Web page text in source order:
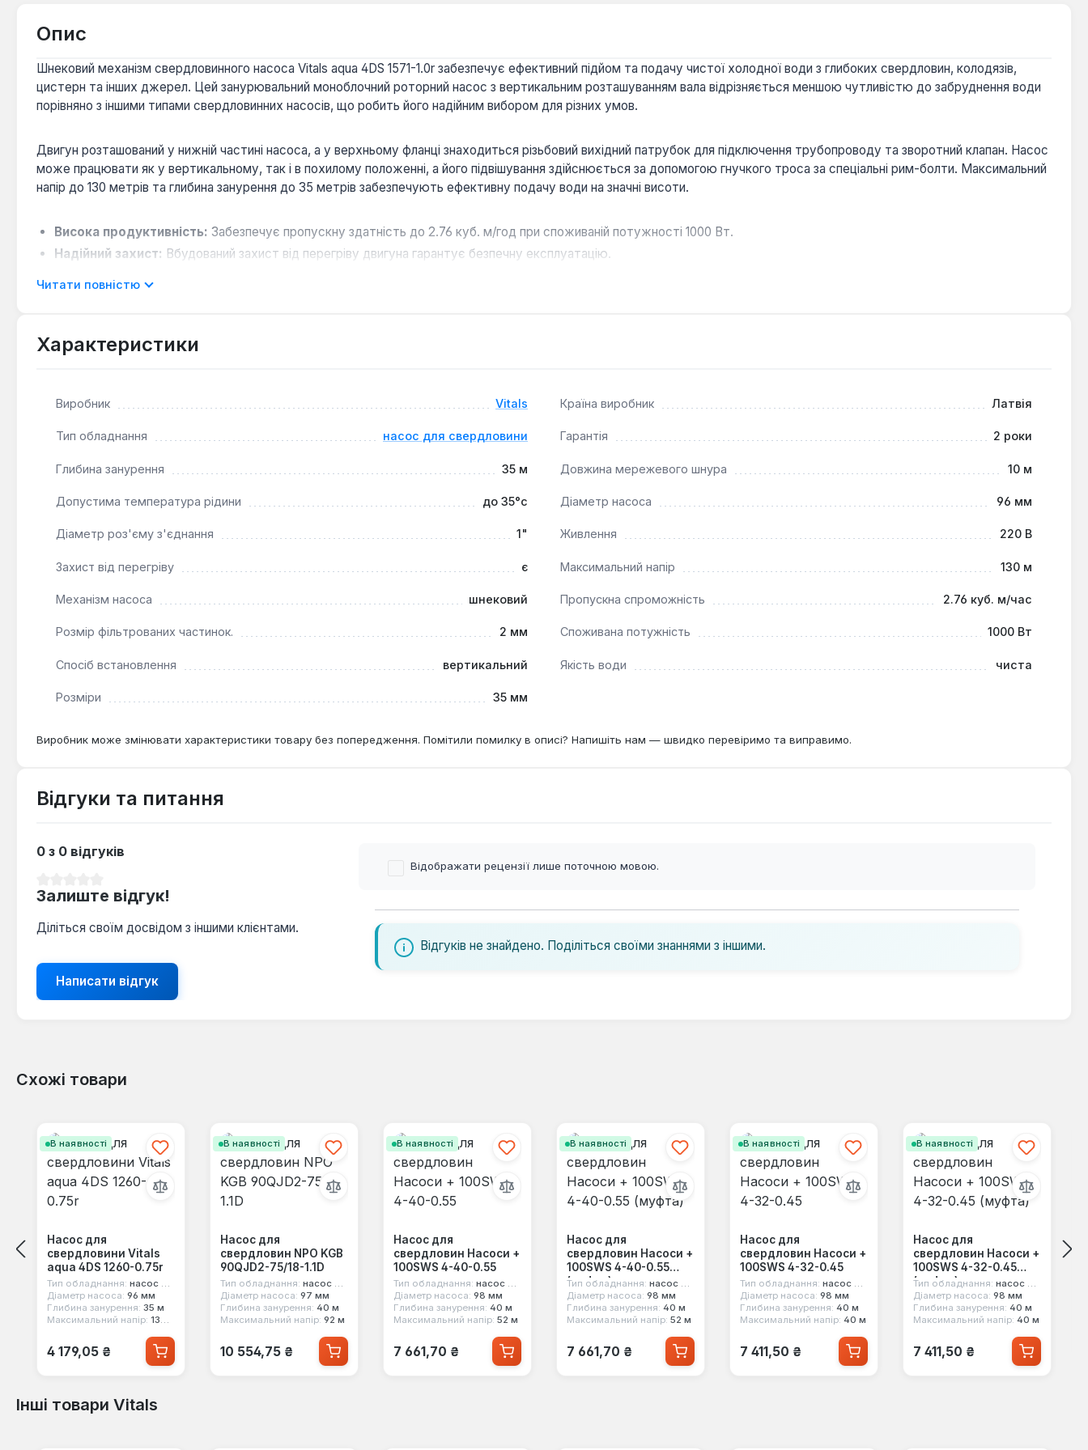
Опис
Шнековий механізм свердловинного насоса Vitals aqua 4DS 1571-1.0r забезпечує ефективний підйом та подачу чистої холодної води з глибоких свердловин, колодязів,
цистерн та інших джерел. Цей занурювальний моноблочний роторний насос з вертикальним розташуванням вала відрізняється меншою чутливістю до забруднення води
порівняно з іншими типами свердловинних насосів, що робить його надійним вибором для різних умов.
Двигун розташований у нижній частині насоса, а у верхньому фланці знаходиться різьбовий вихідний патрубок для підключення трубопроводу та зворотний клапан. Насос
може працювати як у вертикальному, так і в похилому положенні, а його підвішування здійснюється за допомогою гнучкого троса за спеціальні рим-болти. Максимальний
напір до 130 метрів та глибина занурення до 35 метрів забезпечують ефективну подачу води на значні висоти.
Висока продуктивність: Забезпечує пропускну здатність до 2.76 куб. м/год при споживаній потужності 1000 Вт.
Надійний захист: Вбудований захист від перегріву двигуна гарантує безпечну експлуатацію.
для водовідведення чистої води. Він підходить для експлуатації в умовах, де потрібна стабільна подача води з глибоких джерел, навіть за наявності невеликих домішок.
Читати повністю
Характеристики
Виробник Vitals Країна виробник Латвія
Тип обладнання насос для свердловини Гарантія 2 роки
Глибина занурення 35 м Довжина мережевого шнура 10 м
Допустима температура рідини до 35°c Діаметр насоса 96 мм
Діаметр роз'єму з'єднання 1" Живлення 220 В
Захист від перегріву є Максимальний напір 130 м
Механізм насоса шнековий Пропускна спроможність 2.76 куб. м/час
Розмір фільтрованих частинок. 2 мм Споживана потужність 1000 Вт
Спосіб встановлення вертикальний Якість води чиста
Розміри 35 мм
Виробник може змінювати характеристики товару без попередження. Помітили помилку в описі? Напишіть нам — швидко перевіримо та виправимо.
Відгуки та питання
0 з 0 відгуків
Залиште відгук!
Діліться своїм досвідом з іншими клієнтами.
Написати відгук
Відображати рецензії лише поточною мовою.
Відгуків не знайдено. Поділіться своїми знаннями з іншими.
Схожі товари
В наявності
Насос для
свердловини Vitals
aqua 4DS 1260-0.75r
Тип обладнання: насос для свердловини
Діаметр насоса: 96 мм
Глибина занурення: 35 м
Максимальний напір: 130 м
Звичайна ціна:
4 179,05 ₴
В наявності
Насос для
свердловин NPO KGB
90QJD2-75/18-1.1D
Тип обладнання: насос для свердловини
Діаметр насоса: 97 мм
Глибина занурення: 40 м
Максимальний напір: 92 м
Звичайна ціна:
10 554,75 ₴
В наявності
Насос для
свердловин Насоси +
100SWS 4-40-0.55
Тип обладнання: насос для свердловини
Діаметр насоса: 98 мм
Глибина занурення: 40 м
Максимальний напір: 52 м
Звичайна ціна:
7 661,70 ₴
В наявності
Насос для
свердловин Насоси +
100SWS 4-40-0.55
(муфта)
Тип обладнання: насос для свердловини
Діаметр насоса: 98 мм
Глибина занурення: 40 м
Максимальний напір: 52 м
Звичайна ціна:
7 661,70 ₴
В наявності
Насос для
свердловин Насоси +
100SWS 4-32-0.45
Тип обладнання: насос для свердловини
Діаметр насоса: 98 мм
Глибина занурення: 40 м
Максимальний напір: 40 м
Звичайна ціна:
7 411,50 ₴
В наявності
Насос для
свердловин Насоси +
100SWS 4-32-0.45
(муфта)
Тип обладнання: насос для свердловини
Діаметр насоса: 98 мм
Глибина занурення: 40 м
Максимальний напір: 40 м
Звичайна ціна:
7 411,50 ₴
Інші товари Vitals